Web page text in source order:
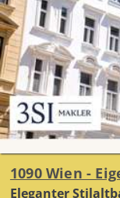
1090 Wien -
Eleganter